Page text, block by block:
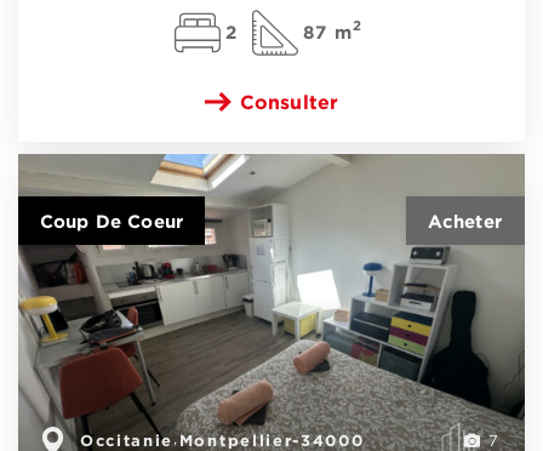
2 87 m2
Consulter
7
Occitanie ,Montpellier-34000
Coup De Coeur